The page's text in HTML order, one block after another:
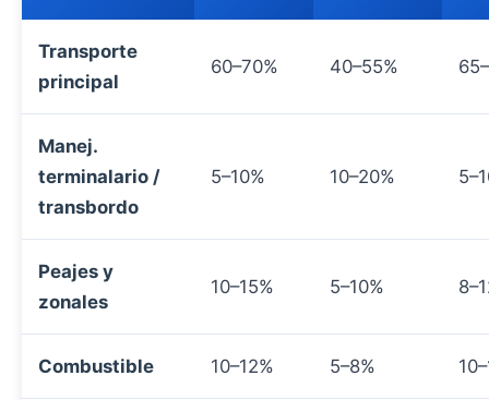
Transporte
principal
60–70% 40–55%
Manej.
terminalario /
transbordo
5–10% 10–20%
Peajes y
zonales
10–15% 5–10%
Combustible 10–12% 5–8%